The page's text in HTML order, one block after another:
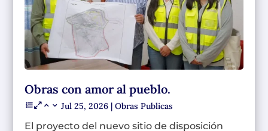
Obras con amor al pueblo.
Jul 25, 2026 |Obras Publicas
El proyecto del nuevo sitio de disposición